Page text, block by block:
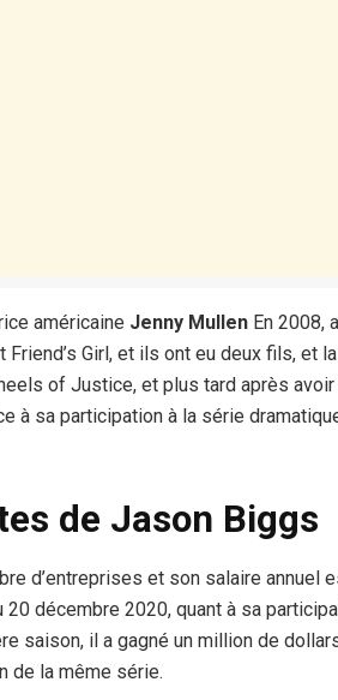
américaine Jenny Mullen En 2008,
Girl, et ils ont eu deux fils, et
of Justice, et plus tard après
à sa participation à la série
de Jason Biggs
d’entreprises et son salaire annuel
20 décembre 2020, quant à sa
saison, il a gagné un million de
de la même série.